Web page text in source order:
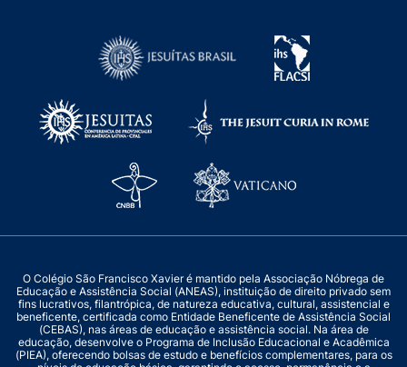
O Colégio São Francisco Xavier é mantido pela Associação Nóbrega de
Educação e Assistência Social (ANEAS), instituição de direito privado sem
fins lucrativos, filantrópica, de natureza educativa, cultural, assistencial e
beneficente, certificada como Entidade Beneficente de Assistência Social
(CEBAS), nas áreas de educação e assistência social. Na área de
educação, desenvolve o Programa de Inclusão Educacional e Acadêmica
(PIEA), oferecendo bolsas de estudo e benefícios complementares, para os